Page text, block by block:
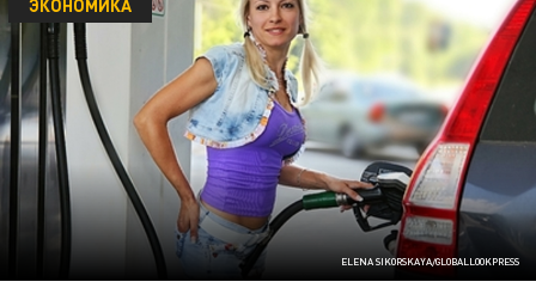
ELENA SIKORSKAYA/GLOBALLOOKPRESS
ЭКОНОМИКА